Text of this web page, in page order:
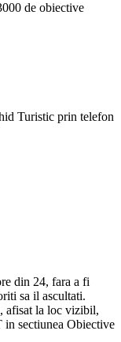
de obiective
Turistic prin telefon
din 24, fara a fi
sa il ascultati.
afisat la loc vizibil,
sectiunea Obiective